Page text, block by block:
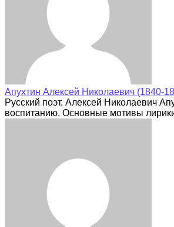
Апухтин Алексей Николаевич (1840-
Русский поэт. Алексей Николаевич
воспитанию. Основные мотивы